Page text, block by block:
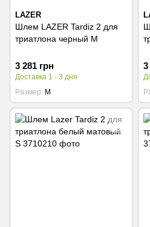
LAZER
Шлем LAZER Tardiz 2 для
триатлона черный M
3 281 грн
Доставка 1 - 3 дня
Размер
M
3